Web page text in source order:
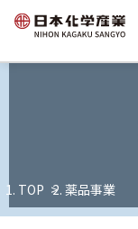
TOP 薬品事業